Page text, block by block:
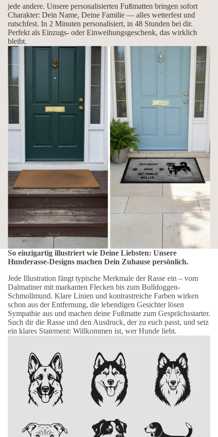
Mit Liebe handgemacht in Deutschland
Jede Fußmatte wird erst nach Ihrer Bestellung individuell gefertigt. So entsteht
ein hochwertiges Unikat, das Ihren Hund und Ihre Persönlichkeit perfekt
widerspiegelt.
jede andere. Unsere personalisierten Fußmatten bringen sofort
Charakter: Dein Name, Deine Familie — alles wetterfest und
rutschfest. In 2 Minuten personalisiert, in 48 Stunden bei dir.
Perfekt als Einzugs- oder Einweihungsgeschenk, das wirklich
bleibt.
So einzigartig illustriert wie Deine Liebsten: Unsere
Hunderasse-Designs machen Dein Zuhause persönlich.
Jede Illustration fängt typische Merkmale der Rasse ein – vom
Dalmatiner mit markanten Flecken bis zum Bulldoggen-
Schmollmund. Klare Linien und kontrastreiche Farben wirken
schon aus der Entfernung, die lebendigen Gesichter lösen
Sympathie aus und machen deine Fußmatte zum Gesprächsstarter.
Such dir die Rasse und den Ausdruck, der zu euch passt, und setz
ein klares Statement: Willkommen ist, wer Hunde liebt.